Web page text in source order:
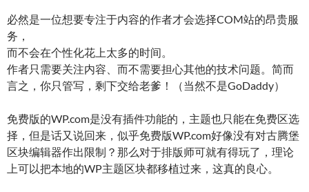
必然是一位想要专注于内容的作者才会选择COM站的昂贵服
务，
而不会在个性化花上太多的时间。
作者只需要关注内容、而不需要担心其他的技术问题。简而
言之，你只管写，剩下交给老爹！（当然不是GoDaddy）
免费版的WP.com是没有插件功能的，主题也只能在免费区选
择，但是话又说回来，似乎免费版WP.com好像没有对古腾堡
区块编辑器作出限制？那么对于排版师可就有得玩了，理论
上可以把本地的WP主题区块都移植过来，这真的良心。